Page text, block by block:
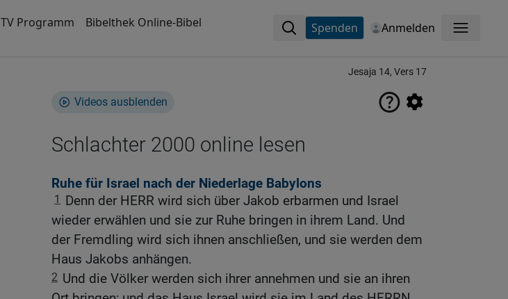
TV Programm Bibelthek Online-Bibel Spenden Anmelden Menü
Jesaja 14, Vers 17
Videos ausblenden
Schlachter 2000 online lesen
Ruhe für Israel nach der Niederlage Babylons
1
Denn der HERR wird sich über Jakob erbarmen und Israel
wieder erwählen und sie zur Ruhe bringen in ihrem Land. Und
der Fremdling wird sich ihnen anschließen, und sie werden dem
Haus Jakobs anhängen.
2 Und die Völker werden sich ihrer annehmen und sie an ihren